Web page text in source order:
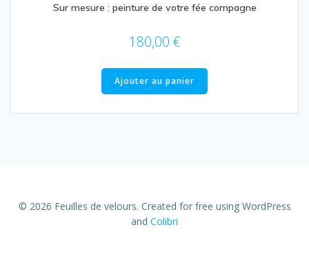
Sur mesure : peinture de votre fée compagne
180,00 €
Ajouter au panier
© 2026 Feuilles de velours. Created for free using WordPress
and Colibri